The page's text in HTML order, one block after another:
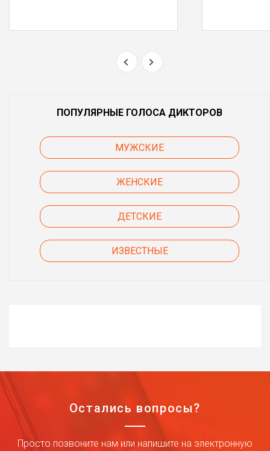
ПОПУЛЯРНЫЕ ГОЛОСА ДИКТОРОВ
МУЖСКИЕ
ЖЕНСКИЕ
ДЕТСКИЕ
ИЗВЕСТНЫЕ
Остались вопросы?
Просто позвоните нам или напишите на электронную